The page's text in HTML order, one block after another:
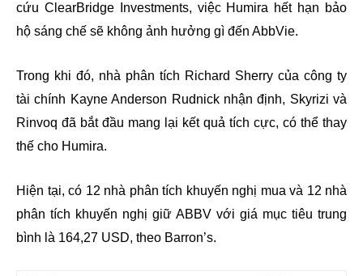
cứu ClearBridge Investments, việc Humira hết hạn bảo
hộ sáng chế sẽ không ảnh hưởng gì đến AbbVie.
Trong khi đó, nhà phân tích Richard Sherry của công ty
tài chính Kayne Anderson Rudnick nhận định, Skyrizi và
Rinvoq đã bắt đầu mang lại kết quả tích cực, có thể thay
thế cho Humira.
Hiện tại, có 12 nhà phân tích khuyến nghị mua và 12 nhà
phân tích khuyến nghị giữ ABBV với giá mục tiêu trung
bình là 164,27 USD, theo Barron’s.